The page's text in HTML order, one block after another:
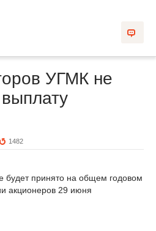
УГМК не
1482
будет принято на общем годовом
акционеров 29 июня